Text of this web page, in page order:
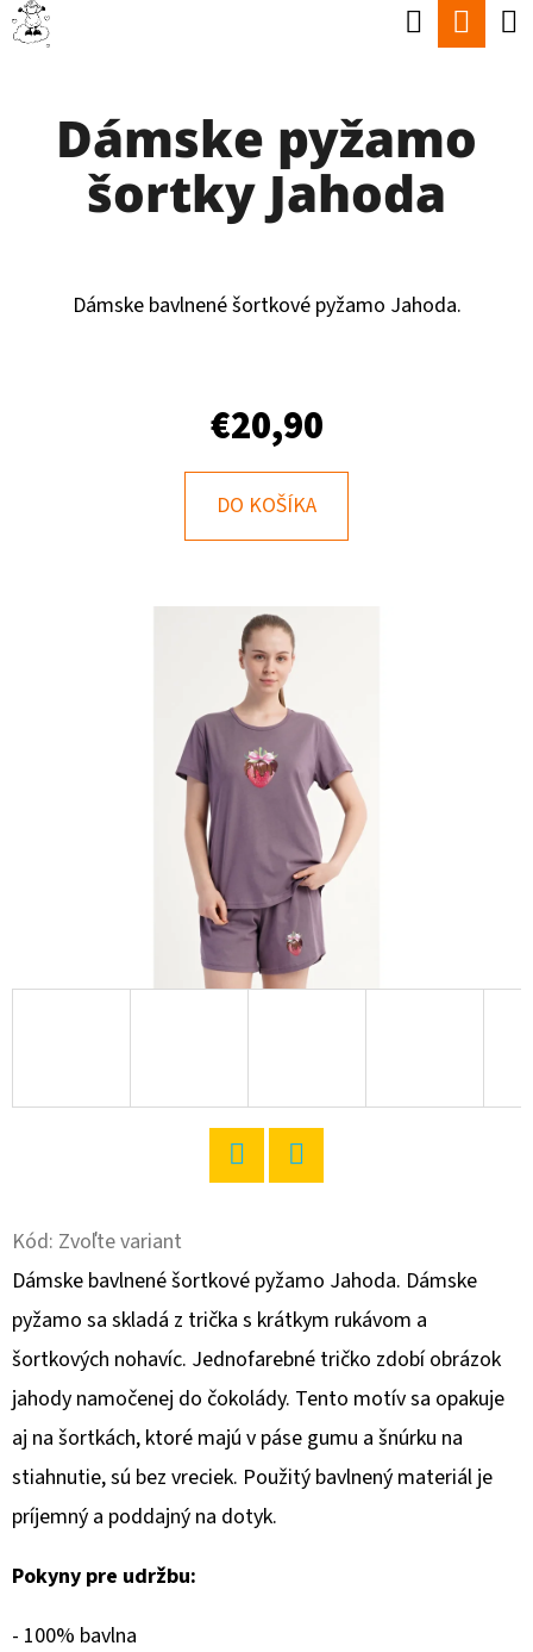
Prejsť
Hľadať
Dámske pyžamo
šortky Jahoda
Dámske bavlnené šortkové pyžamo Jahoda.
€20,90
DO KOŠÍKA
Kód: Zvoľte variant
Dámske bavlnené šortkové pyžamo Jahoda. Dámske
pyžamo sa skladá z trička s krátkym rukávom a
šortkových nohavíc. Jednofarebné tričko zdobí obrázok
jahody namočenej do čokolády. Tento motív sa opakuje
aj na šortkách, ktoré majú v páse gumu a šnúrku na
stiahnutie, sú bez vreciek. Použitý bavlnený materiál je
príjemný a poddajný na dotyk.
Pokyny pre udržbu:
- 100% bavlna
K
O
HĽADAŤ
R
Ú
Č
A
M
E
DÁMSKE
DOMÁCE
ŠATY
KRÁTKYM
RUKÁVOM
PUDEL